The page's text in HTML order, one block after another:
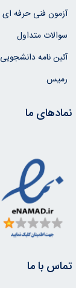
آزمون فنی حرفه ای
سوالات متداول
آئین نامه دانشجویی
رمیس
نمادهای ما
تماس با ما